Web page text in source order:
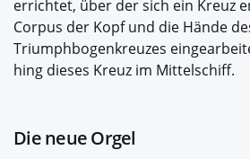
errichtet, über der sich ein Kreuz
Corpus der Kopf und die Hände
Triumphbogenkreuzes
hing dieses Kreuz im Mittelschiff.
Die neue Orgel